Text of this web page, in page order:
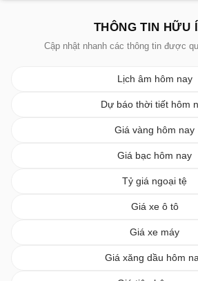
THÔNG TIN HỮU
Cập nhật nhanh các thông tin được
Lịch âm hôm nay
Dự báo thời tiết hôm
Giá vàng hôm nay
Giá bạc hôm nay
Tỷ giá ngoại tệ
Giá xe ô tô
Giá xe máy
Giá xăng dầu hôm